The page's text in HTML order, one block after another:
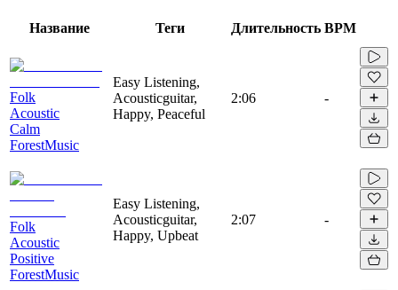
Название Теги Длительность BPM
Folk
Acoustic
Calm
ForestMusic
Easy Listening,
Acousticguitar,
Happy, Peaceful
2:06 -
Folk
Acoustic
Positive
ForestMusic
Easy Listening,
Acousticguitar,
Happy, Upbeat
2:07 -